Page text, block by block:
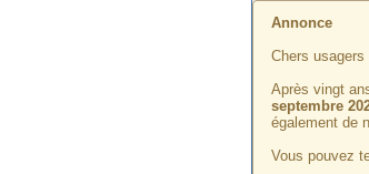
Annonce
Chers
Après vingt
septembre
également de
Vous pouvez